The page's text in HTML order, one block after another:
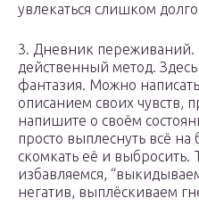
увлекаться слишком
3. Дневник
действенный метод.
фантазия. Можно
описанием своих чувств,
напишите о своём
просто выплеснуть всё
скомкать её и
избавляемся,
негатив, выплёскиваем